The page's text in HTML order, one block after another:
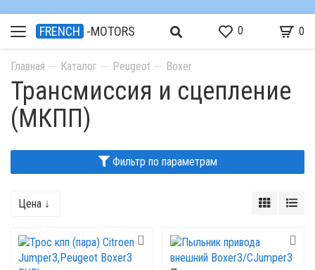
FRENCH -MOTORS 0 0
Главная Каталог Peugeot Boxer
Трансмиссия и сцепление
(МКПП)
Фильтр по параметрам
Цена ↓